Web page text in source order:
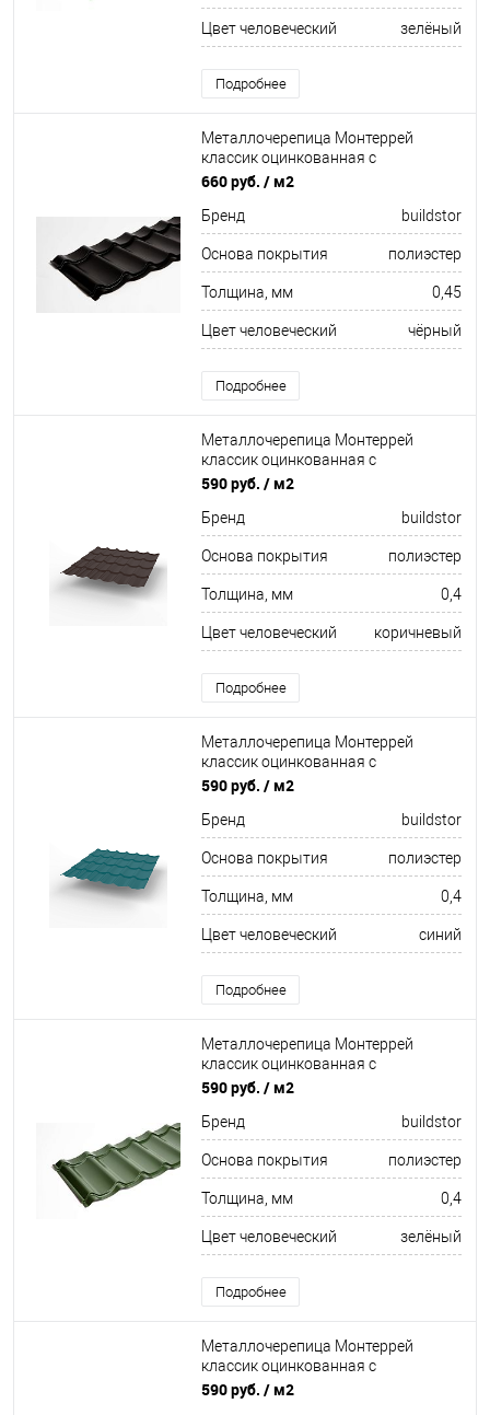
Цвет человеческий зелёный
Подробнее
Металлочерепица Монтеррей
классик оцинкованная с
полимерным покрытием
660 руб. / м2
Бренд buildstor
Основа покрытия полиэстер
Толщина, мм 0,45
Цвет человеческий чёрный
Подробнее
Металлочерепица Монтеррей
классик оцинкованная с
полимерным покрытием
590 руб. / м2
Бренд buildstor
Основа покрытия полиэстер
Толщина, мм 0,4
Цвет человеческий коричневый
Подробнее
Металлочерепица Монтеррей
классик оцинкованная с
полимерным покрытием
590 руб. / м2
Бренд buildstor
Основа покрытия полиэстер
Толщина, мм 0,4
Цвет человеческий синий
Подробнее
Металлочерепица Монтеррей
классик оцинкованная с
полимерным покрытием
590 руб. / м2
Бренд buildstor
Основа покрытия полиэстер
Толщина, мм 0,4
Цвет человеческий зелёный
Подробнее
Металлочерепица Монтеррей
классик оцинкованная с
полимерным покрытием
590 руб. / м2